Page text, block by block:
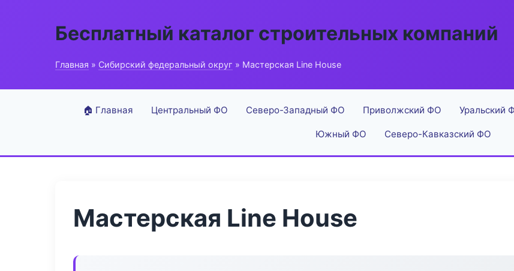
Бесплатный каталог строительных компаний
Главная » Сибирский федеральный округ » Мастерская Line House
🏠 Главная Центральный ФО Северо-Западный ФО Приволжский ФО Уральский
Южный ФО Северо-Кавказский ФО
Мастерская Line House